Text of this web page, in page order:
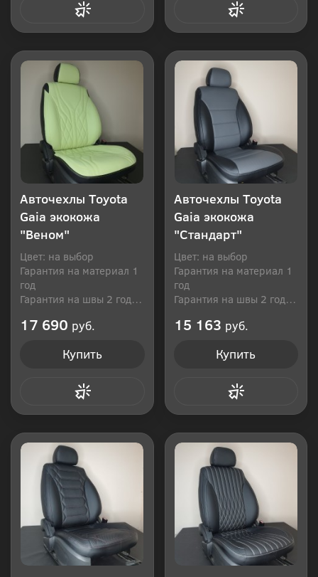
Авточехлы Toyota
Gaia экокожа
"Веном"
Цвет: на выбор
Гарантия на материал 1
год
Гарантия на швы 2 года
17 690 руб.
Купить
Авточехлы Toyota
Gaia экокожа
"Стандарт"
Цвет: на выбор
Гарантия на материал 1
год
Гарантия на швы 2 года
15 163 руб.
Купить